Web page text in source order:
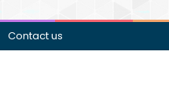
Contact us